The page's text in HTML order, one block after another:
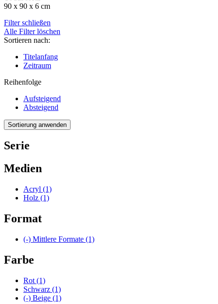
90 x 90 x 6 cm
Filter schließen
Alle Filter löschen
Sortieren nach:
Titelanfang
Zeitraum
Reihenfolge
Aufsteigend
Absteigend
Serie
Medien
Acryl (1)
Holz (1)
Format
(-) Mittlere Formate (1)
Farbe
Rot (1)
Schwarz (1)
(-) Beige (1)